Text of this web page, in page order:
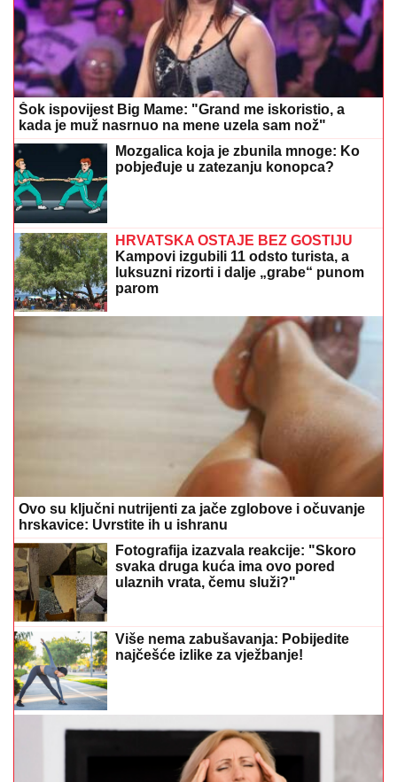
Šok ispovijest Big Mame: "Grand me iskoristio, a
kada je muž nasrnuo na mene uzela sam nož"
Mozgalica koja je zbunila mnoge: Ko
pobjeđuje u zatezanju konopca?
HRVATSKA OSTAJE BEZ GOSTIJU
Kampovi izgubili 11 odsto turista, a
luksuzni rizorti i dalje „grabe“ punom
parom
Ovo su ključni nutrijenti za jače zglobove i očuvanje
hrskavice: Uvrstite ih u ishranu
Fotografija izazvala reakcije: "Skoro
svaka druga kuća ima ovo pored
ulaznih vrata, čemu služi?"
Više nema zabušavanja: Pobijedite
najčešće izlike za vježbanje!